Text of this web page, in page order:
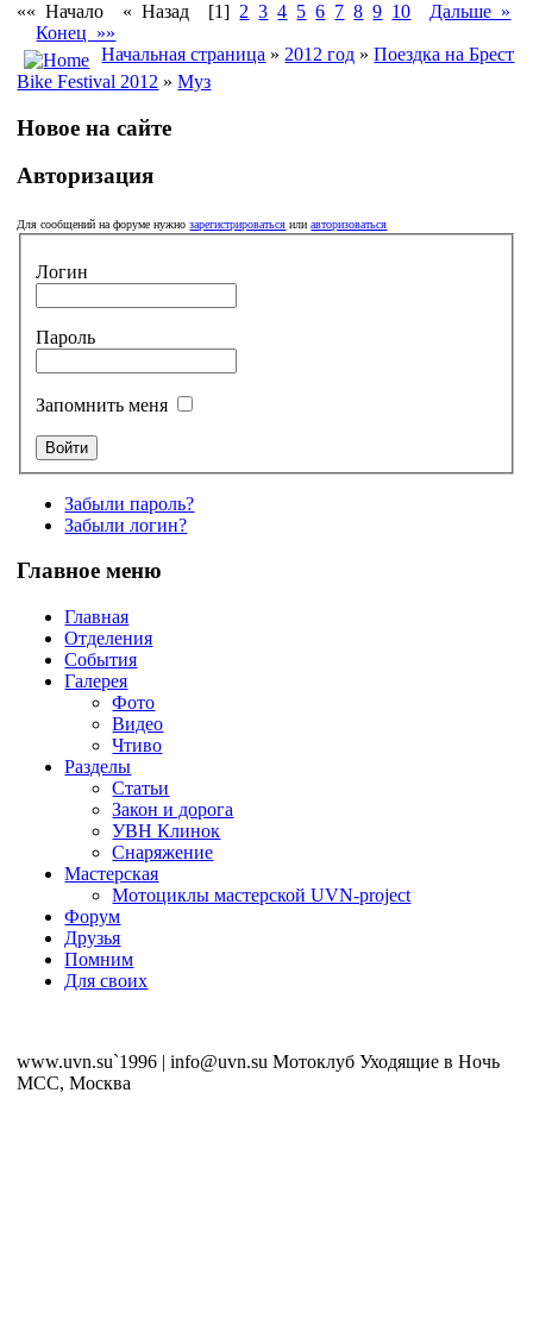
«« Начало « Назад [1] 2 3 4 5 6 7 8 9 10
Дальше »
Конец »»
Начальная страница » 2012 год »Поездка на Брест
Bike Festival 2012 »Муз
Новое на сайте
Авторизация
Для сообщений на форуме нужнозарегистрироваться илиавторизоваться
Логин
Пароль
Запомнить меня
Забыли пароль?
Забыли логин?
Главное меню
Главная
Отделения
События
Галерея
Фото
Видео
Чтиво
Разделы
Статьи
Закон и дорога
УВН Клинок
Снаряжение
Мастерская
Мотоциклы мастерской UVN-project
Форум
Друзья
Помним
Для своих
www.uvn.su`1996 | info@uvn.su Мотоклуб Уходящие в Ночь
MCC, Москва